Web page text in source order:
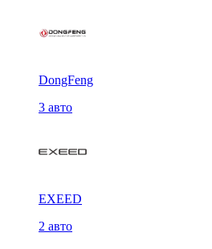
DongFeng
3 авто
EXEED
2 авто